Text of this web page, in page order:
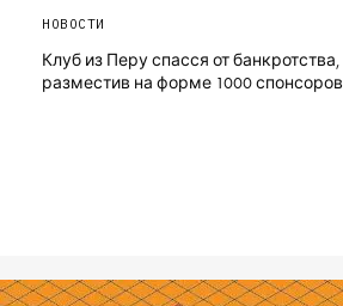
НОВОСТИ
Клуб из Перу спасся от банкротства,
разместив на форме 1000 спонсоров